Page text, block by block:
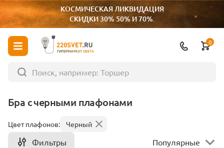
КОСМИЧЕСКАЯ ЛИКВИДАЦИЯ
СКИДКИ 30% 50% И 70%.
ГИПЕРМАРКЕТ СВЕТА
0
Бра с черными плафонами
Цвет плафонов: Черный
Фильтры Популярные